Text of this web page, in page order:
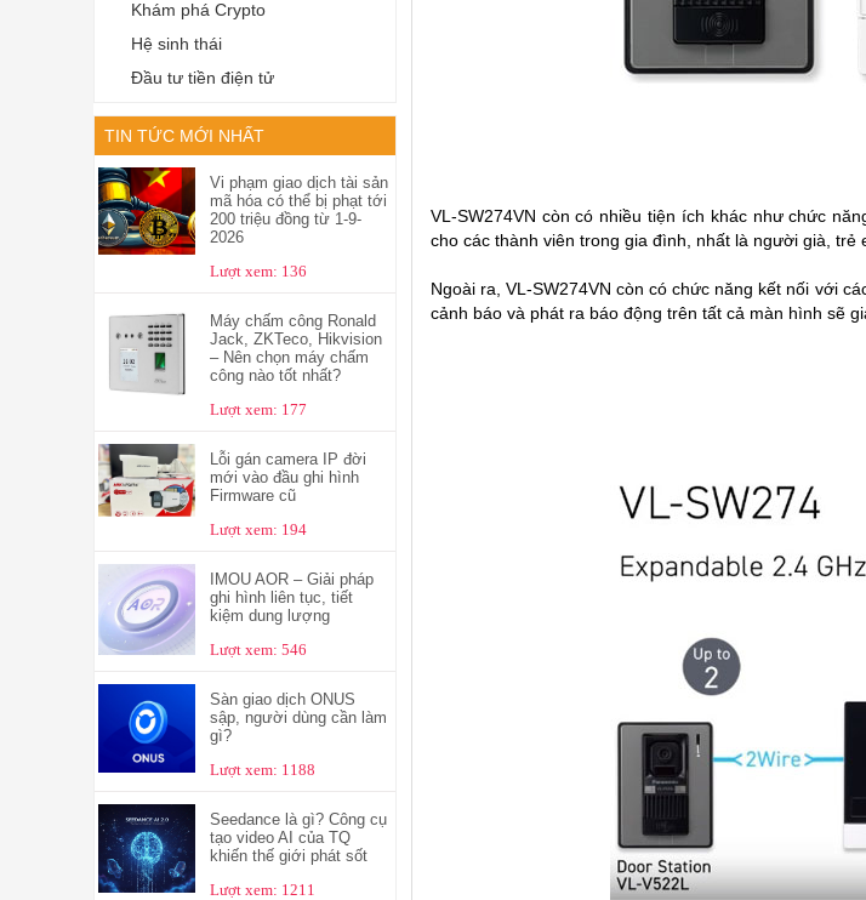
Khám phá Crypto
Hệ sinh thái
Đầu tư tiền điện tử
TIN TỨC MỚI NHẤT
Vi phạm giao dịch tài sản
mã hóa có thể bị phạt tới
200 triệu đồng từ 1-9-
2026
Lượt xem: 136
Máy chấm công Ronald
Jack, ZKTeco, Hikvision
– Nên chọn máy chấm
công nào tốt nhất?
Lượt xem: 177
Lỗi gán camera IP đời
mới vào đầu ghi hình
Firmware cũ
Lượt xem: 194
IMOU AOR – Giải pháp
ghi hình liên tục, tiết
kiệm dung lượng
Lượt xem: 546
Sàn giao dịch ONUS
sập, người dùng cần làm
gì?
Lượt xem: 1188
Seedance là gì? Công cụ
tạo video AI của TQ
khiến thế giới phát sốt
Lượt xem: 1211
VL-SW274VN còn có nhiều tiện ích khác như chức
cho các thành viên trong gia đình, nhất là người già, trẻ
Ngoài ra, VL-SW274VNcòn có chức năng kết nối với
cảnh báo và phát ra báo động trên tất cả màn hình sẽ